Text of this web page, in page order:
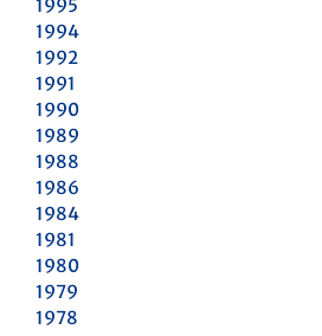
1995
1994
1992
1991
1990
1989
1988
1986
1984
1981
1980
1979
1978